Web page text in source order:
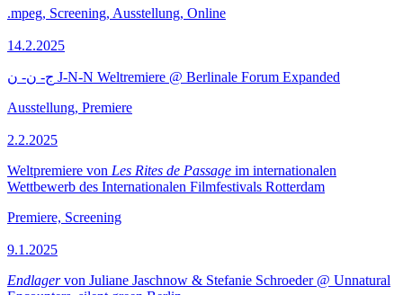
.mpeg, Screening, Ausstellung, Online
14.2.2025
ج- ن- ن J-N-N Weltremiere @ Berlinale Forum Expanded
Ausstellung, Premiere
2.2.2025
Weltpremiere von Les Rites de Passage im internationalen
Wettbewerb des Internationalen Filmfestivals Rotterdam
Premiere, Screening
9.1.2025
Endlagervon Juliane Jaschnow & Stefanie Schroeder @ Unnatural